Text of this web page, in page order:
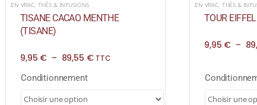
EN VRAC, THÉS & INFUSIONS
TISANE CACAO MENTHE
(TISANE)
9,95 € – 89,55 €Plage
TTC
Conditionnement
EN VRAC, THÉS &
TOUR
9,95 € –